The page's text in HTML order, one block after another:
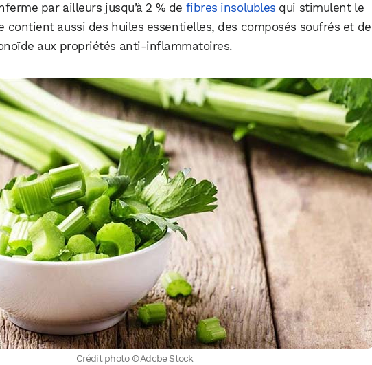
par ailleurs jusqu’à 2 % de fibres insolubles qui stimulent le
aussi des huiles essentielles, des composés soufrés et de
aux propriétés anti-inflammatoires.
Crédit photo © Adobe Stock
WhatsApp Telegram Email
Facebook X